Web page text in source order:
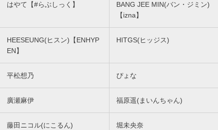
はやて【#らぶしっく】
BANG JEE MIN(バン・ジミン)
【izna】
HEESEUNG(ヒスン)【ENHYP
EN】
HITGS(ヒッジス)
平松想乃 ぴょな
廣瀬麻伊 福原遥(まいんちゃん)
藤田ニコル(にこるん) 堀未央奈